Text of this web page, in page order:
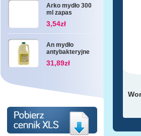
Arko mydło 300
ml zapas
3,54zł
An mydło
antybakteryjne
3 l
31,89zł